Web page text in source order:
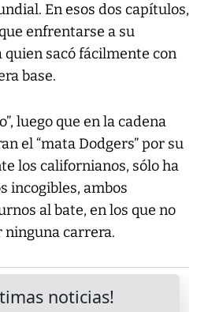
En esos dos capítulos,
enfrentarse a su
sacó fácilmente con
base.
luego que en la cadena
el “mata Dodgers” por su
los californianos, sólo ha
incogibles, ambos
al bate, en los que no
ninguna carrera.